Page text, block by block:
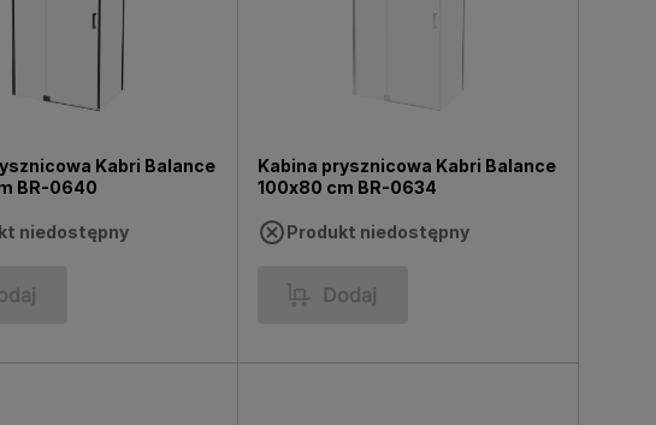
Kabri Balance
BR-0640
niedostępny
Kabina prysznicowa Kabri Balance
100x80 cm BR-0634
Produkt niedostępny
Dodaj